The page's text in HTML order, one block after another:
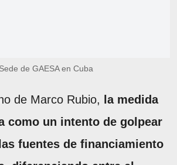
Sede de GAESA en Cuba
de Marco Rubio,
la medida
como un intento de golpear
fuentes de financiamiento